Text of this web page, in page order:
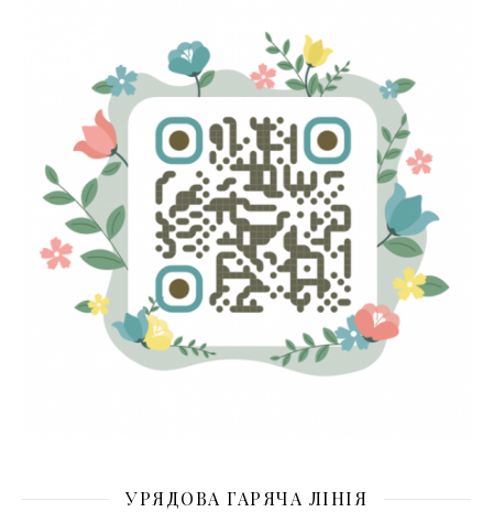
УРЯДОВА ГАРЯЧА ЛІНІЯ